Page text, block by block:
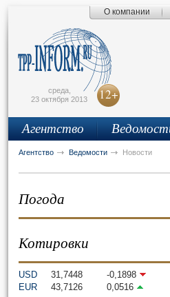
О компании
среда,
23 октября 2013
12+
Агентство
Агентство Ведомости Новости
Погода
Котировки
USD 31,7448
-0,1898
EUR
43,7126 0,0516